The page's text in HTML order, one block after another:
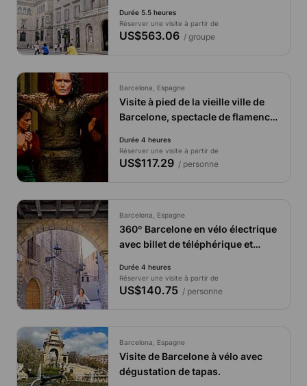
Durée 5.5 heures
Réserver une visite à partir de
US$563.06/ groupe
Barcelona, Espagne
Visite à pied de la vieille ville de
Barcelone, spectacle de flamenco
quartier du Born
Durée 4 heures
Réserver une visite à partir de
US$117.29/ personne
Barcelona, Espagne
360º Barcelone en vélo électrique
avec billet de téléphérique et
Durée 4 heures
Réserver une visite à partir de
US$140.75/ personne
Barcelona, Espagne
Visite de Barcelone à vélo avec
dégustation de tapas.